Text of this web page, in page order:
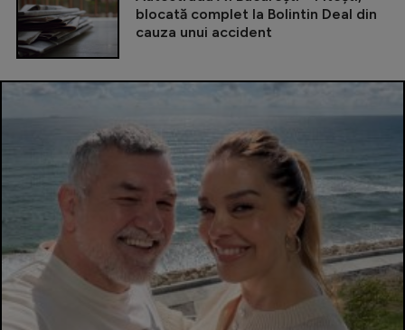
blocată complet la Bolintin Deal din
cauza unui accident